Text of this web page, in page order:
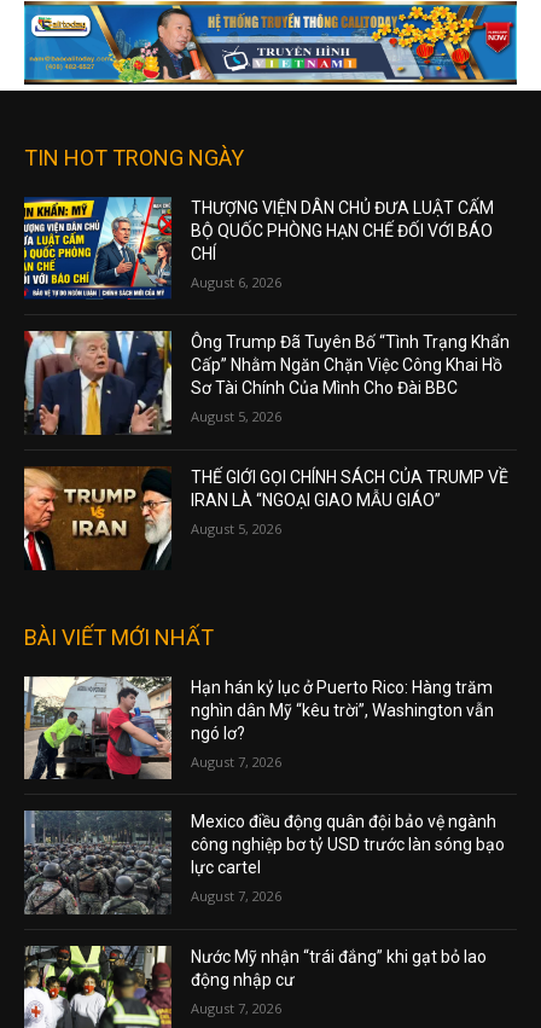
TIN HOT TRONG NGÀY
THƯỢNG VIỆN DÂN CHỦ ĐƯA LUẬT CẤM
BỘ QUỐC PHÒNG HẠN CHẾ ĐỐI VỚI BÁO
CHÍ
August 6, 2026
Ông Trump Đã Tuyên Bố “Tình Trạng Khẩn
Cấp” Nhằm Ngăn Chặn Việc Công Khai Hồ
Sơ Tài Chính Của Mình Cho Đài BBC
August 5, 2026
THẾ GIỚI GỌI CHÍNH SÁCH CỦA TRUMP VỀ
IRAN LÀ “NGOẠI GIAO MẪU GIÁO”
August 5, 2026
BÀI VIẾT MỚI NHẤT
Hạn hán kỷ lục ở Puerto Rico: Hàng trăm
nghìn dân Mỹ “kêu trời”, Washington vẫn
ngó lơ?
August 7, 2026
Mexico điều động quân đội bảo vệ ngành
công nghiệp bơ tỷ USD trước làn sóng bạo
lực cartel
August 7, 2026
Nước Mỹ nhận “trái đắng” khi gạt bỏ lao
động nhập cư
August 7, 2026